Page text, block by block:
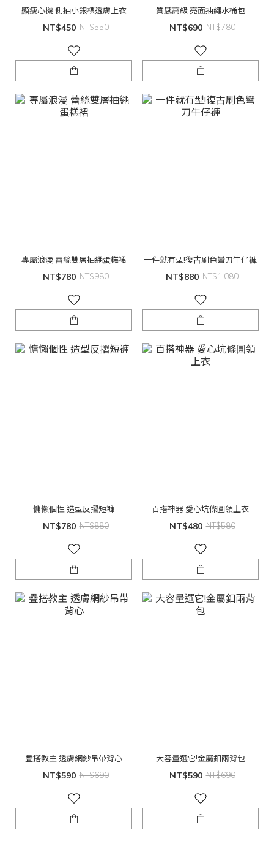
顯瘦心機 側抽小銀標透膚上衣
NT$450 NT$550
質感高級 亮面抽繩水桶包
NT$690 NT$780
專屬浪漫 蕾絲雙層抽繩蛋糕裙
NT$780 NT$980
一件就有型!復古刷色彎刀牛仔褲
NT$880 NT$1,080
慵懶個性 造型反摺短褲
NT$780 NT$880
百搭神器 愛心坑條圓領上衣
NT$480 NT$580
疊搭教主 透膚網紗吊帶背心
NT$590 NT$690
大容量選它!金屬釦兩背包
NT$590 NT$690